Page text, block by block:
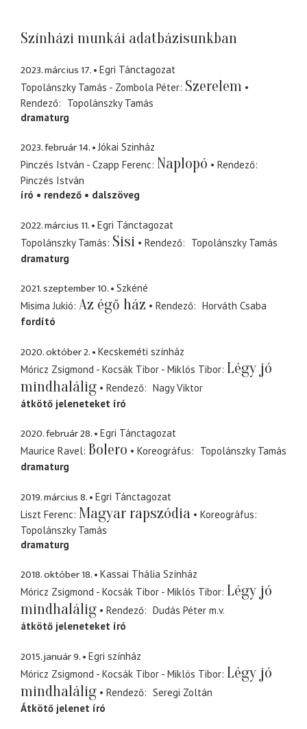
Színházi munkái adatbázisunkban
2023. március 17.
Egri Tánctagozat
Topolánszky Tamás - Zombola Péter Szerelem
Rendező
Topolánszky Tamás
dramaturg
2023. február 14.
Jókai Szinház
Pinczés István - Czapp Ferenc Naplopó
Rendező
Pinczés István
író
rendező dalszöveg
2022. március 11.
Egri Tánctagozat
Topolánszky Tamás Sisi Rendező
Topolánszky Tamás
dramaturg
2021. szeptember 10.
Szkéné
Misima Jukió Az égő ház Rendező
Horváth Csaba
fordító
2020. október 2.
Kecskeméti színház
Móricz Zsigmond - Kocsák Tibor - Miklós Tibor Légy jó
mindhalálig
Rendező
Nagy Viktor
átkötő jeleneteket író
2020. február 28.
Egri Tánctagozat
Maurice Ravel Bolero Koreográfus
Topolánszky Tamás
dramaturg
2019. március 8.
Egri Tánctagozat
Liszt Ferenc Magyar rapszódia
Koreográfus
Topolánszky Tamás
dramaturg
2018. október 18.
Kassai Thália Színház
Móricz Zsigmond - Kocsák Tibor - Miklós Tibor Légy jó
mindhalálig
Rendező Dudás Péter m.v.
átkötő jeleneteket író
2015. január 9.
Egri színház
Móricz Zsigmond - Kocsák Tibor - Miklós Tibor Légy jó
mindhalálig
Rendező
Seregi Zoltán
Átkötő jelenet író